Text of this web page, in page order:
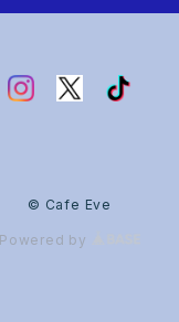
© Cafe Eve
Powered by